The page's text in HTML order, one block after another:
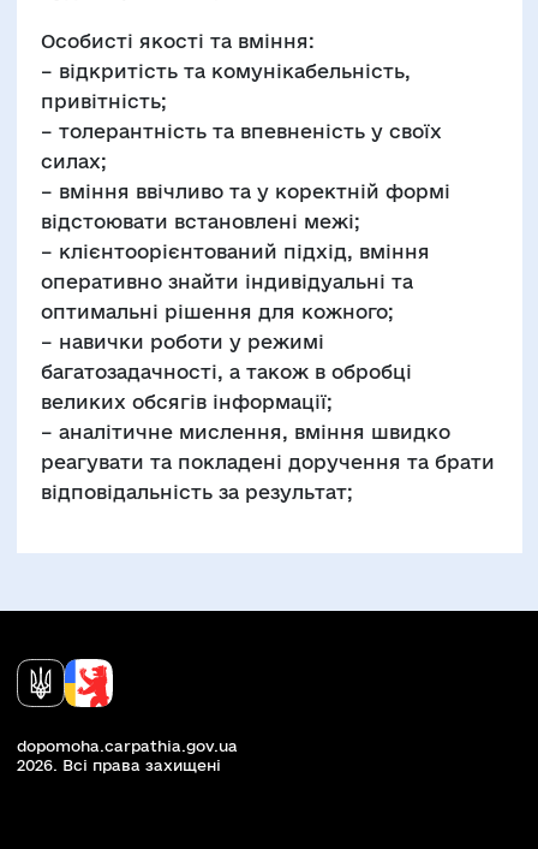
Особисті якості та вміння:
– відкритість та комунікабельність,
привітність;
– толерантність та впевненість у своїх
силах;
– вміння ввічливо та у коректній формі
відстоювати встановлені межі;
– клієнтоорієнтований підхід, вміння
оперативно знайти індивідуальні та
оптимальні рішення для кожного;
– навички роботи у режимі
багатозадачності, а також в обробці
великих обсягів інформації;
– аналітичне мислення, вміння швидко
реагувати та покладені доручення та брати
відповідальність за результат;
dopomoha.carpathia.gov.ua
2026. Всi права захищенi